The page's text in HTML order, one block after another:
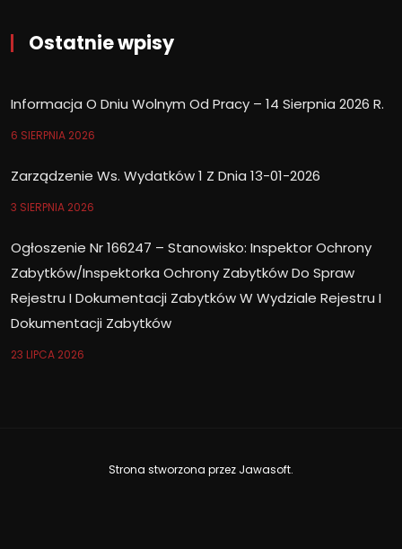
Ostatnie wpisy
Informacja O Dniu Wolnym Od Pracy – 14 Sierpnia 2026 R.
6 SIERPNIA 2026
Zarządzenie Ws. Wydatków 1 Z Dnia 13-01-2026
3 SIERPNIA 2026
Ogłoszenie Nr 166247 – Stanowisko: Inspektor Ochrony
Zabytków/Inspektorka Ochrony Zabytków Do Spraw
Rejestru I Dokumentacji Zabytków W Wydziale Rejestru I
Dokumentacji Zabytków
23 LIPCA 2026
Strona stworzona przez Jawasoft.